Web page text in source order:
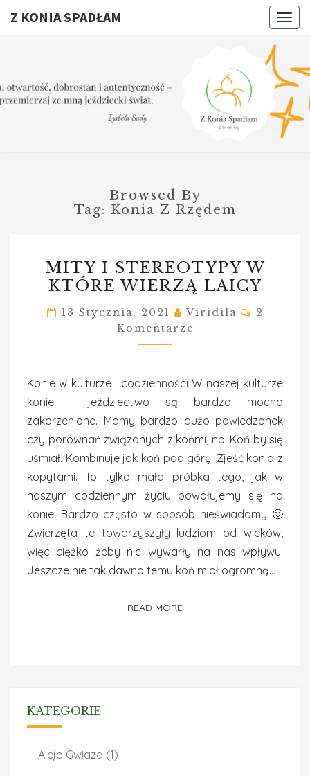
Z KONIA SPADŁAM
Z
Browsed By
Tag: Konia Z Rzędem
I
STEREOTYPY
W
KTÓRE
WIERZĄ
MITY I STEREOTYPY W
KTÓRE WIERZĄ LAICY
13 Stycznia, 2021 Viridila
2
Komentarze
Konie w kulturze i codzienności W naszej kulturze
konie i jeździectwo są bardzo mocno
zakorzenione. Mamy bardzo dużo powiedzonek
czy porównań związanych z końmi, np: Koń by się
uśmiał. Kombinuje jak koń pod górę. Zjeść konia z
kopytami. To tylko mała próbka tego, jak w
naszym codziennym życiu powołujemy się na
konie. Bardzo często w sposób nieświadomy 🙂
Zwierzęta te towarzyszyły ludziom od wieków,
więc ciężko żeby nie wywarły na nas wpływu.
Jeszcze nie tak dawno temu koń miał ogromną…
READ MORE
KATEGORIE
Aleja Gwiazd (1)